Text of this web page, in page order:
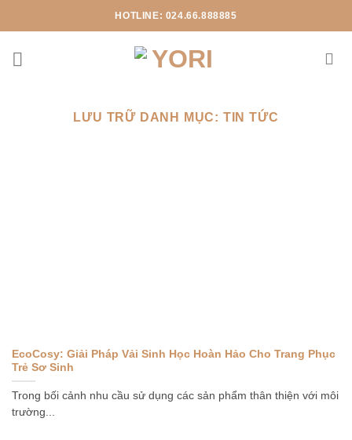
đến
dung
HOTLINE: 024.66.888885
LƯU TRỮ DANH MỤC: TIN TỨC
EcoCosy: Giải Pháp Vải Sinh Học Hoàn Hảo Cho Trang Phục
Trẻ Sơ Sinh
Trong bối cảnh nhu cầu sử dụng các sản phẩm thân thiện với môi
trường...